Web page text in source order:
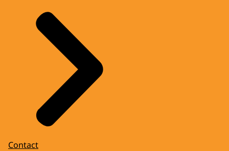
Contact